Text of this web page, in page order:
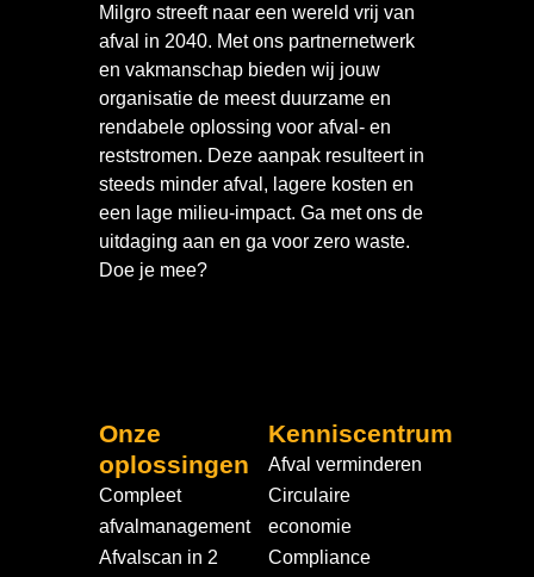
Milgro streeft naar een wereld vrij van
afval in 2040. Met ons partnernetwerk
en vakmanschap bieden wij jouw
organisatie de meest duurzame en
rendabele oplossing voor afval- en
reststromen. Deze aanpak resulteert in
steeds minder afval, lagere kosten en
een lage milieu-impact. Ga met ons de
uitdaging aan en ga voor zero waste.
Doe je mee?
Onze
oplossingen
Compleet
afvalmanagement
Afvalscan in 2
Kenniscentrum
Afval verminderen
Circulaire
economie
Compliance